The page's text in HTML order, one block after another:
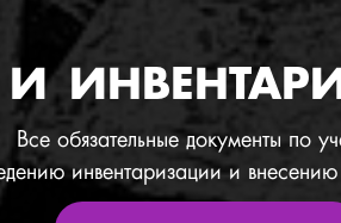
И
Все обязательные документы по
инвентаризации и